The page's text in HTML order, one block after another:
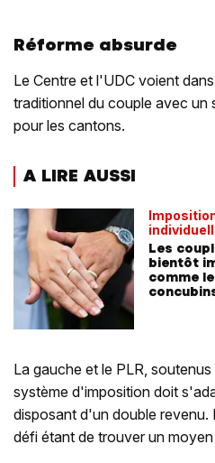
Réforme absurde
Le Centre et l'UDC voient
traditionnel du couple avec un
pour les cantons.
A LIRE AUSSI
Les
bientôt
comme
La gauche et le PLR,
système d'imposition doit
disposant d'un double revenu.
défi étant de trouver un